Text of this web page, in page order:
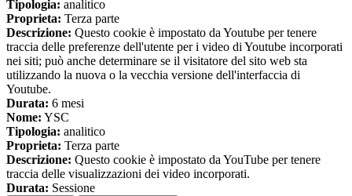
Tipologia: analitico
Proprieta: Terza parte
Descrizione: Questo cookie è impostato da Youtube per tenere
traccia delle preferenze dell'utente per i video di Youtube incorporati
nei siti; può anche determinare se il visitatore del sito web sta
utilizzando la nuova o la vecchia versione dell'interfaccia di
Youtube.
Durata: 6 mesi
Nome: YSC
Tipologia: analitico
Proprieta: Terza parte
Descrizione: Questo cookie è impostato da YouTube per tenere
traccia delle visualizzazioni dei video incorporati.
Durata: Sessione